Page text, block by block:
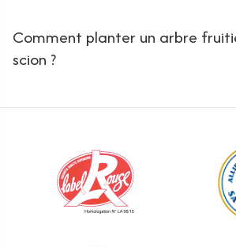
Comment planter un arbre
scion ?